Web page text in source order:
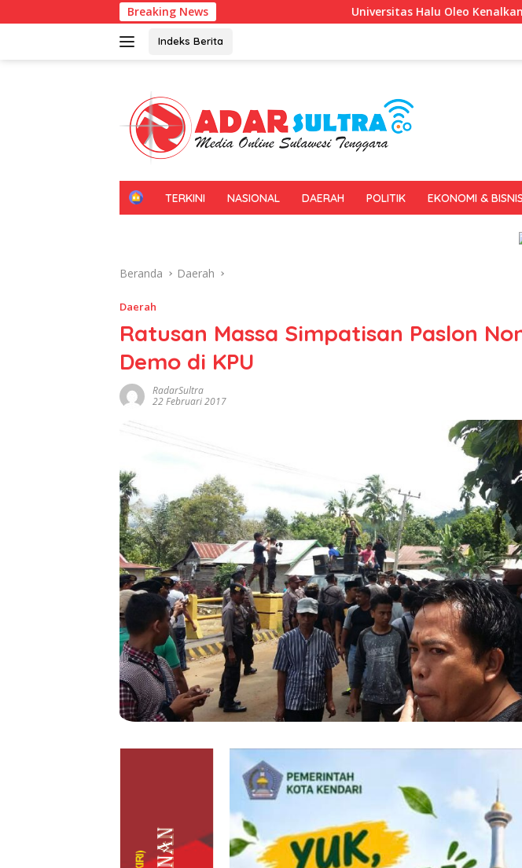
ke
Breaking NewsUniversitas Halu Oleo Kenalkan Pembelajaran Bahasa
Indeks Berita
H
TERKINI NASIONAL DAERAH POLITIK EKONOMI & BISNIS
Beranda Daerah
Daerah
Ratusan Massa Simpatisan Paslon
Demo di KPU
RadarSultra
22 Februari 2017